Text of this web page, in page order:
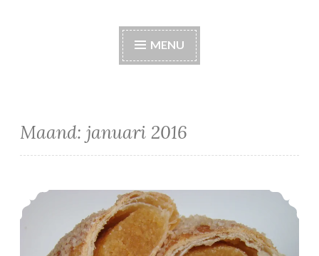
Bakkriebels
MENU
Maand: januari 2016
Amandelbroodjes